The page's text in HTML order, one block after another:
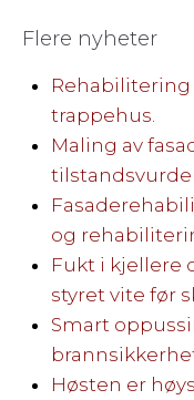
Flere nyheter
trappehus.
Maling av
og
Fukt i kjellere
styret vite før
Smart
Høsten er